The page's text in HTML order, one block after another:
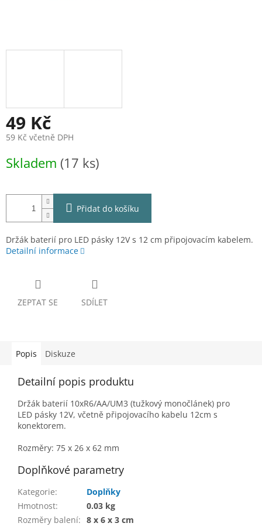
49 Kč
59 Kč včetně DPH
cena:
Skladem (17 ks)
Přidat do košíku
Držák baterií pro LED pásky 12V s 12 cm připojovacím kabelem.
Detailní informace
ZEPTAT SE SDÍLET
Popis Diskuze
Detailní popis produktu
Držák baterií 10xR6/AA/UM3 (tužkový monočlánek) pro
LED pásky 12V, včetně připojovacího kabelu 12cm s
konektorem.
Rozměry: 75 x 26 x 62 mm
Doplňkové parametry
Kategorie:
Doplňky
Hmotnost:
0.03 kg
Rozměry balení: 8 x 6 x 3 cm